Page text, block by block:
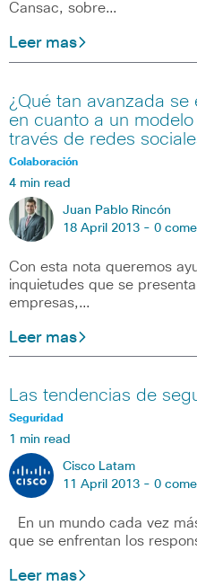
Cansac, sobre…
Leer mas
¿Qué tan avanzada
en cuanto a un
través de redes
Colaboración
4 min read
Juan Pablo Rincón
18 April 2013 - 0
Con esta nota queremos
inquietudes que se
empresas,…
Leer mas
Las tendencias de
Seguridad
1 min read
Cisco Latam
11 April 2013 - 0
En un mundo cada vez
que se enfrentan los
Leer mas